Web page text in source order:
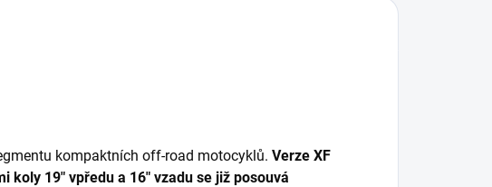
kompaktních off-road motocyklů. Verze XF
koly 19" vpředu a 16" vzadu se již posouvá